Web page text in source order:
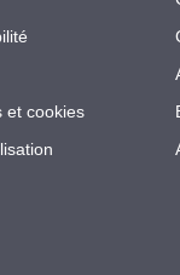
et cookies